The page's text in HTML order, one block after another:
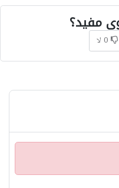
مفيد؟
0 لا